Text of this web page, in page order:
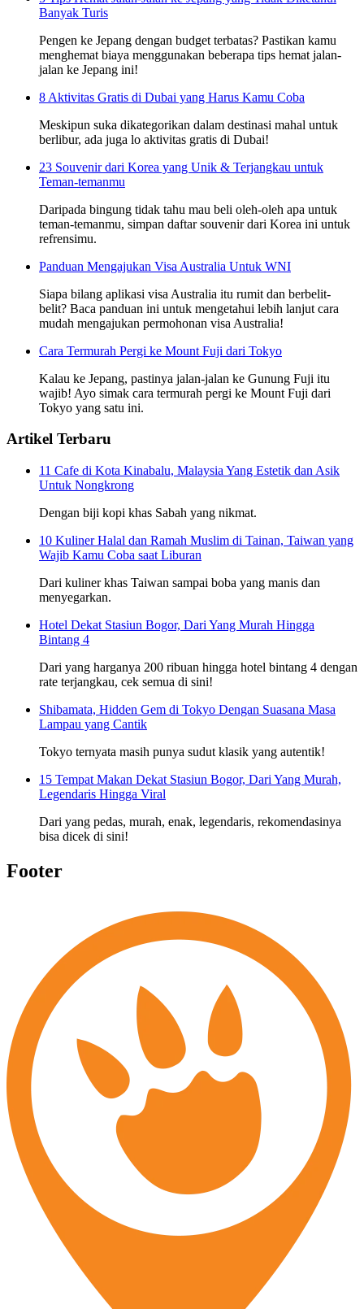
Banyak Turis
Pengen ke Jepang dengan budget terbatas? Pastikan kamu
menghemat biaya menggunakan beberapa tips hemat jalan-
jalan ke Jepang ini!
8 Aktivitas Gratis di Dubai yang Harus Kamu Coba
Meskipun suka dikategorikan dalam destinasi mahal untuk
berlibur, ada juga lo aktivitas gratis di Dubai!
23 Souvenir dari Korea yang Unik & Terjangkau untuk
Teman-temanmu
Daripada bingung tidak tahu mau beli oleh-oleh apa untuk
teman-temanmu, simpan daftar souvenir dari Korea ini untuk
refrensimu.
Panduan Mengajukan Visa Australia Untuk WNI
Siapa bilang aplikasi visa Australia itu rumit dan berbelit-
belit? Baca panduan ini untuk mengetahui lebih lanjut cara
mudah mengajukan permohonan visa Australia!
Cara Termurah Pergi ke Mount Fuji dari Tokyo
Kalau ke Jepang, pastinya jalan-jalan ke Gunung Fuji itu
wajib! Ayo simak cara termurah pergi ke Mount Fuji dari
Tokyo yang satu ini.
Artikel Terbaru
11 Cafe di Kota Kinabalu, Malaysia Yang Estetik dan Asik
Untuk Nongkrong
Dengan biji kopi khas Sabah yang nikmat.
10 Kuliner Halal dan Ramah Muslim di Tainan, Taiwan yang
Wajib Kamu Coba saat Liburan
Dari kuliner khas Taiwan sampai boba yang manis dan
menyegarkan.
Hotel Dekat Stasiun Bogor, Dari Yang Murah Hingga
Bintang 4
Dari yang harganya 200 ribuan hingga hotel bintang 4 dengan
rate terjangkau, cek semua di sini!
Shibamata, Hidden Gem di Tokyo Dengan Suasana Masa
Lampau yang Cantik
Tokyo ternyata masih punya sudut klasik yang autentik!
15 Tempat Makan Dekat Stasiun Bogor, Dari Yang Murah,
Legendaris Hingga Viral
Dari yang pedas, murah, enak, legendaris, rekomendasinya
bisa dicek di sini!
Footer